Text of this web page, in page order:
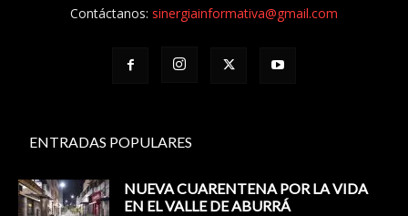
Contáctanos: sinergiainformativa@gmail.com
ENTRADAS POPULARES
NUEVA CUARENTENA POR LA VIDA
EN EL VALLE DE ABURRÁ